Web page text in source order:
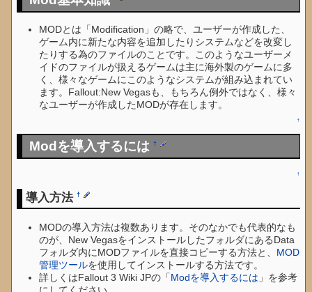
MODとは「Modification」の略で、ユーザーが作成した、
ゲーム内に新たな内容を追加したりシステムなどを改変し
たりする為のファイルのことです。このようなユーザーメ
イドのファイルが扱えるゲームは主に海外製のゲームに多
く、様々なゲームにこのようなシステムが組み込まれてい
ます。Fallout:New Vegasも、もちろん例外ではなく、様々
なユーザーが作成したMODが存在します。
↑
Modを導入するには†
↑
導入方法†
MODの導入方法は複数あります。そのなかでも代表的なも
のが、New VegasをインストールしたフォルダにあるData
フォルダ内にMODファイルを直接コピーする方法と、 MOD
管理ツールを使用してインストールする方法です。
詳しくはFallout 3 Wiki JPの「Modを導入するには 」を参考